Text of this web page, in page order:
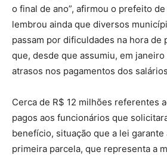
o final de ano”, afirmou o prefeito
lembrou ainda que diversos
passam por dificuldades na hora de
que, desde que assumiu, em janeiro
atrasos nos pagamentos dos
Cerca de R$ 12 milhões referentes
pagos aos funcionários que
benefício, situação que a lei garante
primeira parcela, que representa a